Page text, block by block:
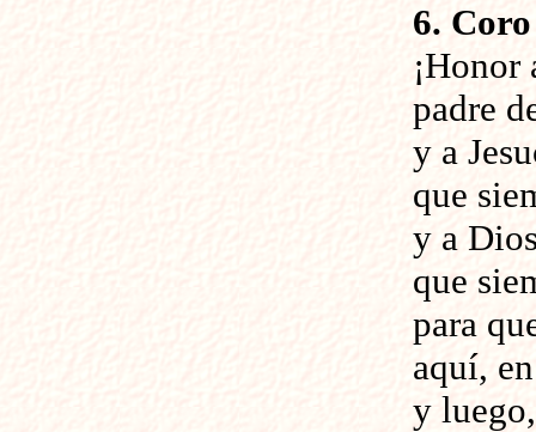
6. Coro
padre
y a
que
y a
que
para
aquí,
y